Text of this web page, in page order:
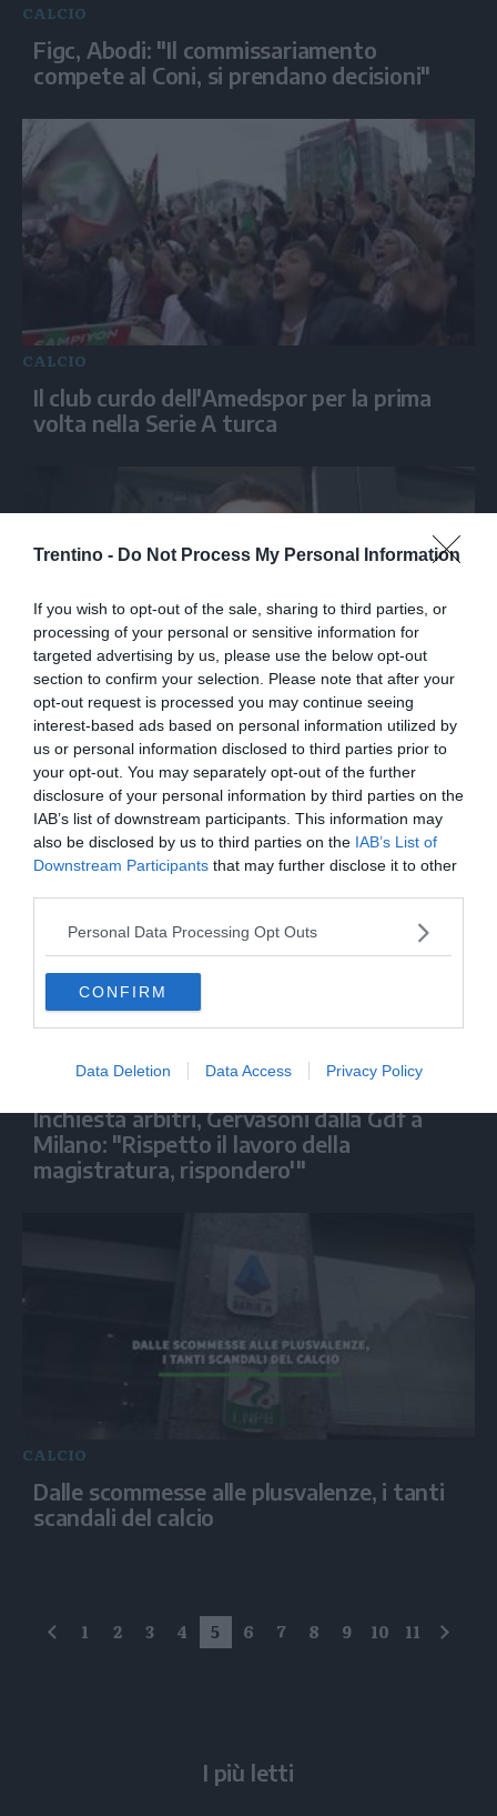
Trentino - Do Not Process My Personal Information
If you wish to opt-out of the sale, sharing to third parties, or
processing of your personal or sensitive information for
targeted advertising by us, please use the below opt-out
section to confirm your selection. Please note that after your
opt-out request is processed you may continue seeing
interest-based ads based on personal information utilized by
us or personal information disclosed to third parties prior to
your opt-out. You may separately opt-out of the further
disclosure of your personal information by third parties on the
IAB’s list of downstream participants. This information may
also be disclosed by us to third parties on the IAB’s List of
Downstream Participants that may further disclose it to other
Personal Data Processing Opt Outs
CONFIRM
Data Deletion Data Access Privacy Policy
CALCIO
Figc, Abodi: "Il commissariamento
compete al Coni, si prendano decisioni"
CALCIO
Il club curdo dell'Amedspor per la prima
volta nella Serie A turca
CALCIO
Inchiesta arbitri, Gervasoni al termine
dell'interrogatorio: "Ho dato tutte le
risposte che dovevo"
CALCIO
Inchiesta arbitri, Gervasoni dalla Gdf a
Milano: "Rispetto il lavoro della
magistratura, rispondero'"
CALCIO
Dalle scommesse alle plusvalenze, i tanti
scandali del calcio
precedente
1 2 3 4 5 6 7 8 9 10 11
I più letti